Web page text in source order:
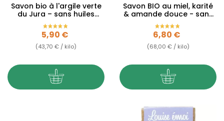
Savon bio à l'argile verte
du Jura – sans huiles
essentielles – 135g
Prix
5,90 €
(43,70 € / kilo)
Savon BIO au miel, karité
& amande douce - sans
huiles essentielles...
Prix
6,80 €
(68,00 € / kilo)